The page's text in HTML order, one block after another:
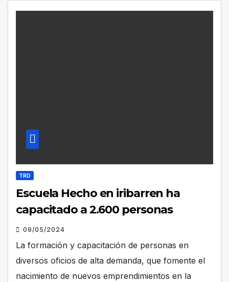
TRD
Escuela Hecho en iribarren ha
capacitado a 2.600 personas
09/05/2024
La formación y capacitación de personas en
diversos oficios de alta demanda, que fomente el
nacimiento de nuevos emprendimientos en la